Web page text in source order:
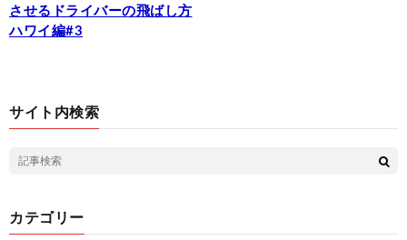
させるドライバーの飛ばし方
ハワイ編#3
サイト内検索
カテゴリー